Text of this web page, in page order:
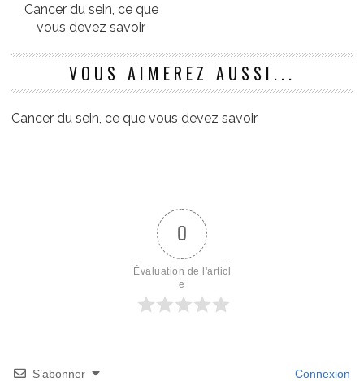
Cancer du sein, ce que
vous devez savoir
VOUS AIMEREZ AUSSI...
Cancer du sein, ce que vous devez savoir
0
Évaluation de l'articl
e
S’abonner Connexion